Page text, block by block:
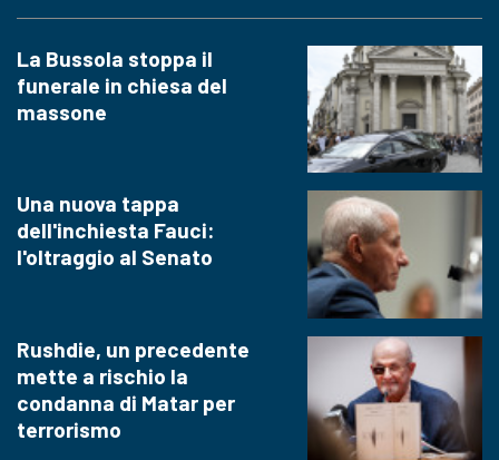
La Bussola stoppa il
funerale in chiesa del
massone
Una nuova tappa
dell'inchiesta Fauci:
l'oltraggio al Senato
Rushdie, un precedente
mette a rischio la
condanna di Matar per
terrorismo